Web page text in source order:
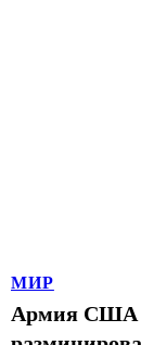
МИР
Армия США